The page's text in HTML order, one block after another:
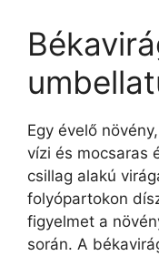
Egy évelő
vízi és mocsaras
csillag alakú
folyópartokon
figyelmet a
során. A